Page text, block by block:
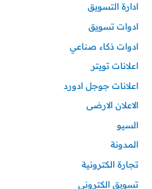
ادارة التسويق
ادوات تسويق
ادوات ذكاء صناعي
اعلانات تويتر
اعلانات جوجل ادورد
الاعلان الارضى
السيو
المدونة
تجارة الكترونية
تسويق الكتروني